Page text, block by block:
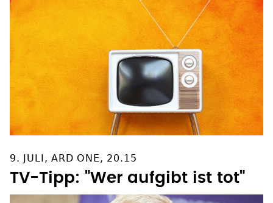
9. JULI, ARD ONE, 20.15
TV-Tipp: "Wer aufgibt ist tot"